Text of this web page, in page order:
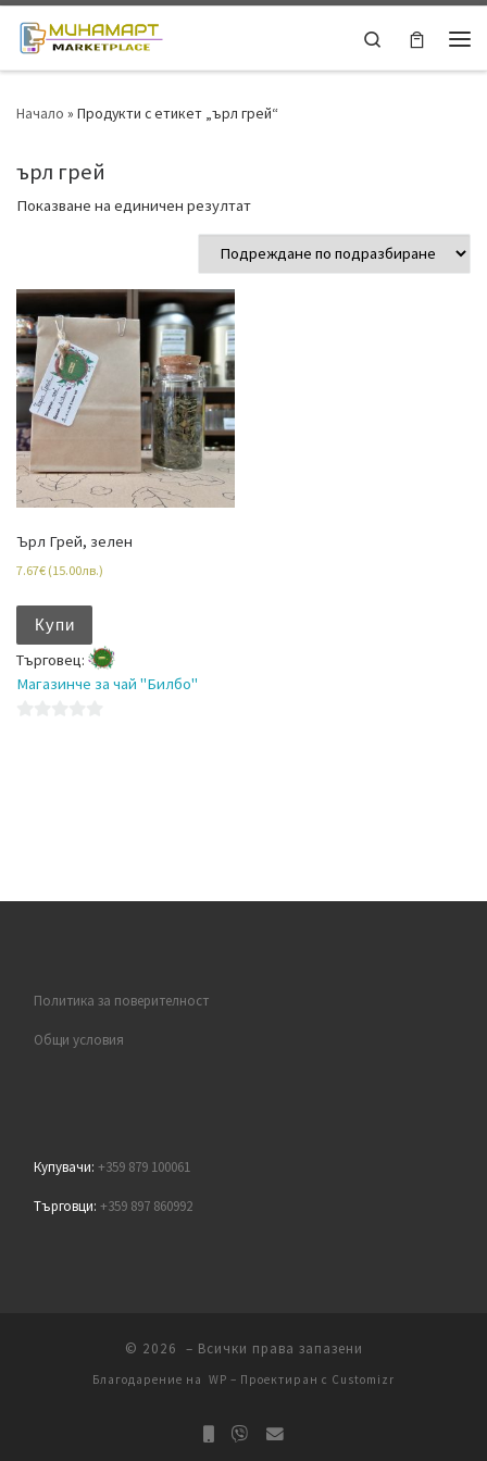
Skip to content
Search
Начало » Продукти с етикет „ърл грей“
ърл грей
Показване на единичен резултат
Ърл Грей, зелен
7.67€ (15.00лв.)
Купи
Търговец:
Магазинче за чай "Билбо"
Политика за поверителност
Общи условия
Купувачи:+359 879 100061
Търговци:+359 897 860992
© 2026 – Всички права запазени
Благодарение на WP – Проектиран с Customizr